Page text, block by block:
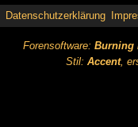
Datenschutzerklärung
Forensoftware: Burning
Stil: Accent,